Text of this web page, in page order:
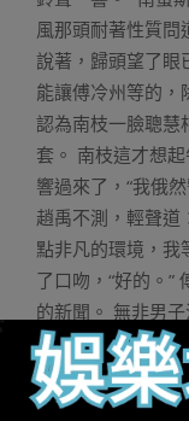
風那頭耐著性質問
說著，歸頭望了眼
能讓傅冷州等的，
認為南枝一臉聰慧
套。 南枝這才想
響過來了，“我俄
趙禹不測，輕聲道
點非凡的環境，我
了口吻，“好的。”
的新聞。 無非男
音。 女人的聲響綿
發環境，要放你鴿
歡吃什么？” 底本